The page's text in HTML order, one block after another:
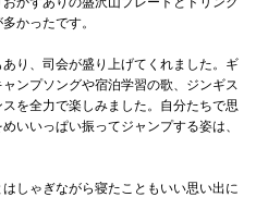
かったです。
り、司会が盛り上げてくれました。ギ
ンプソングや宿泊学習の歌、ジンギス
を全力で楽しみました。自分たちで思
いいっぱい振ってジャンプする姿は、
しゃぎながら寝たこともいい思い出に